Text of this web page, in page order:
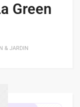
Green
& JARDIN